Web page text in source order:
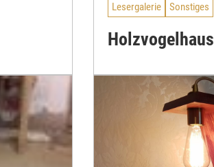
Lesergalerie Sonstiges
Holzvogelhaus